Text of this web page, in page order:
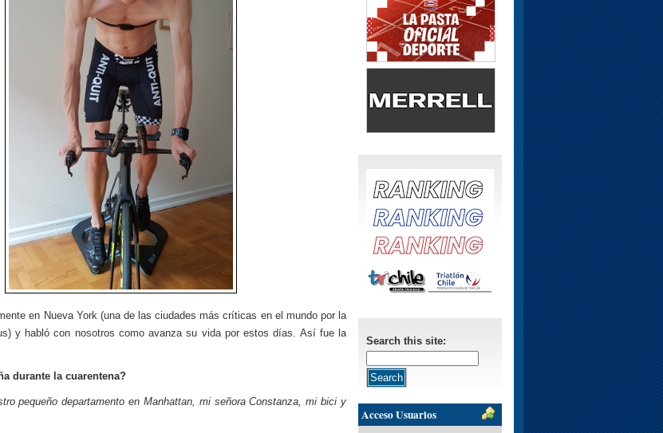
en Nueva York (una de las ciudades más críticas en el mundo por la
y habló con nosotros como avanza su vida por estos días. Así fue la
durante la cuarentena?
pequeño departamento en Manhattan, mi señora Constanza, mi bici y
Search this site:
Acceso Usuarios